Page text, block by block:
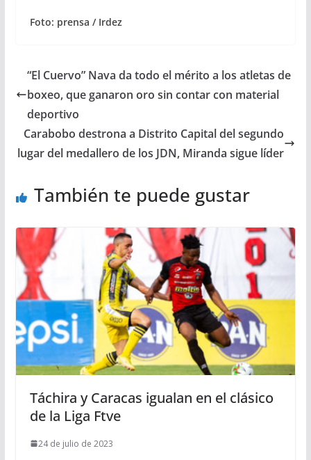
Foto: prensa / Irdez
“El Cuervo” Nava da todo el mérito a los atletas de
boxeo, que ganaron oro sin contar con material
deportivo
Carabobo destrona a Distrito Capital del segundo
lugar del medallero de los JDN, Miranda sigue líder
También te puede gustar
Táchira y Caracas igualan en el clásico
de la Liga Ftve
24 de julio de 2023